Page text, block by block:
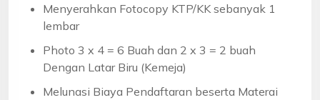
Menyerahkan Fotocopy KTP/KK sebanyak 1
lembar
Photo 3 x 4 = 6 Buah dan 2 x 3 = 2 buah
Dengan Latar Biru (Kemeja)
Melunasi Biaya Pendaftaran beserta Materai